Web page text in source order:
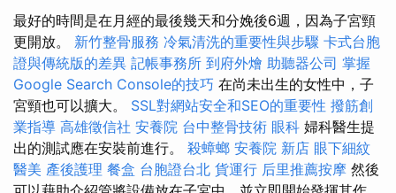
最好的時間是在月經的最後幾天和分娩後6週，因為子宮頸
更開放。 新竹整骨服務 冷氣清洗的重要性與步驟 卡式台胞
證與傳統版的差異 記帳事務所 到府外燴 助聽器公司 掌握
Google Search Console的技巧 在尚未出生的女性中，子
宮頸也可以擴大。 SSL對網站安全和SEO的重要性 撥筋創
業指導 高雄徵信社 安養院 台中整骨技術 眼科 婦科醫生提
出的測試應在安裝前進行。 殺蟑螂 安養院 新店 眼下細紋
醫美 產後護理 餐盒 台胞證台北 貨運行 后里推薦按摩 然後